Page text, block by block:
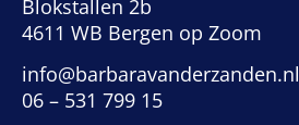
Blokstallen 2b
4611 WB Bergen op Zoom
info@barbaravanderzanden.nl
06 – 531 799 15